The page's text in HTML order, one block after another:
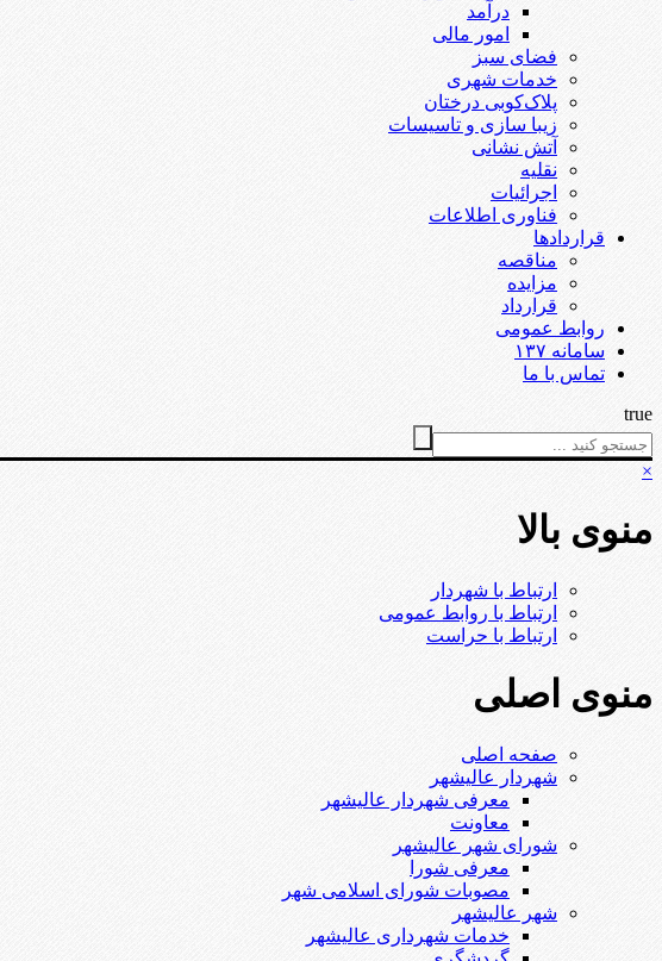
درآمد
امور مالی
فضای سبز
خدمات شهری
پلاک‌کوبی درختان
زیبا سازی و تاسیسات
آتش نشانی
نقلیه
اجرائیات
فناوری اطلاعات
قراردادها
مناقصه
مزایده
قرارداد
روابط عمومی
سامانه ۱۳۷
تماس با ما
true
×
منوی بالا
ارتباط با شهردار
ارتباط با روابط عمومی
ارتباط با حراست
منوی اصلی
صفحه اصلی
شهردار عالیشهر
معرفی شهردار عالیشهر
معاونت
شورای شهر عالیشهر
معرفی شورا
مصوبات شورای اسلامی شهر
شهر عالیشهر
خدمات شهرداری عالیشهر